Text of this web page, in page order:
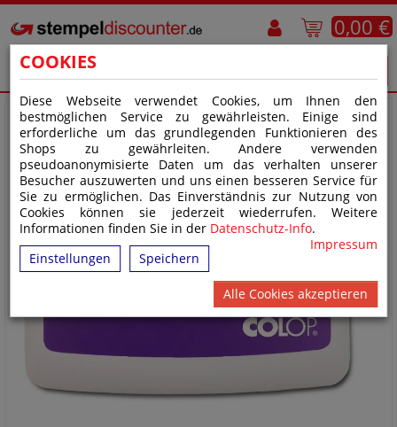
COOKIES
Diese Webseite verwendet Cookies, um Ihnen den
bestmöglichen Service zu gewährleisten. Einige sind
erforderliche um das grundlegenden Funktionieren des
Shops zu gewährleiten. Andere verwenden
pseudoanonymisierte Daten um das verhalten unserer
Besucher auszuwerten und uns einen besseren Service für
Sie zu ermöglichen. Das Einverständnis zur Nutzung von
Cookies können sie jederzeit wiederrufen. Weitere
Informationen finden Sie in der Datenschutz-Info.
Impressum
Einstellungen
Speichern
Alle Cookies akzeptieren
0,00 €